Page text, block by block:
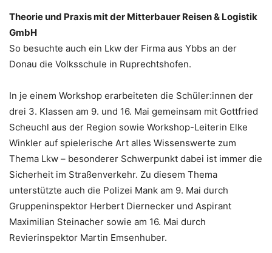
Theorie und Praxis mit der Mitterbauer Reisen & Logistik
GmbH
So besuchte auch ein Lkw der Firma aus Ybbs an der
Donau die Volksschule in Ruprechtshofen.
In je einem Workshop erarbeiteten die Schüler:innen der
drei 3. Klassen am 9. und 16. Mai gemeinsam mit Gottfried
Scheuchl aus der Region sowie Workshop-Leiterin Elke
Winkler auf spielerische Art alles Wissenswerte zum
Thema Lkw – besonderer Schwerpunkt dabei ist immer die
Sicherheit im Straßenverkehr. Zu diesem Thema
unterstützte auch die Polizei Mank am 9. Mai durch
Gruppeninspektor Herbert Diernecker und Aspirant
Maximilian Steinacher sowie am 16. Mai durch
Revierinspektor Martin Emsenhuber.